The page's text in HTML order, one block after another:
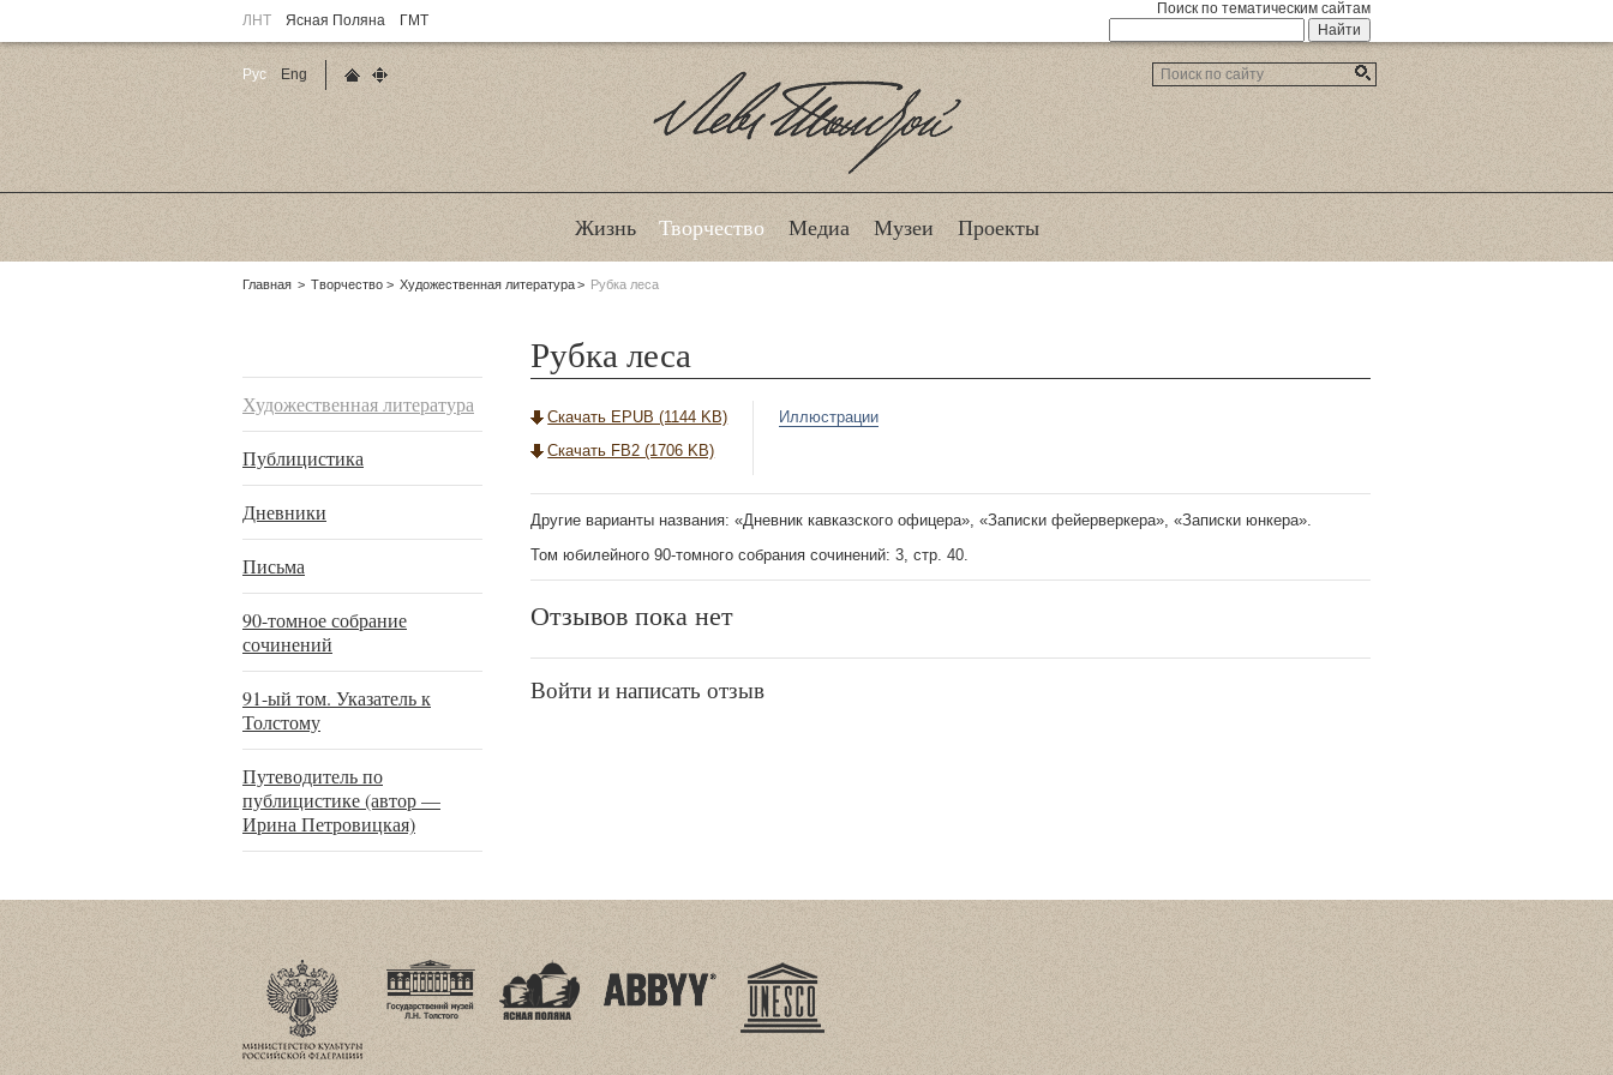
ЛНТ Ясная Поляна ГМТ
Поиск по тематическим сайтам
Лев Толстой
Жизнь Творчество Медиа Музеи Проекты
Родительские
Главная Творчество Художественная литература Рубка леса
Художественная литература
Публицистика
Дневники
Письма
90-томное собрание
сочинений
91-ый том. Указатель к
Толстому
Путеводитель по
публицистике (автор —
Ирина Петровицкая)
Рубка леса
Скачать EPUB (1144 KB)
Скачать FB2 (1706 KB)
Иллюстрации
Другие варианты названия: «Дневник кавказского офицера», «Записки фейерверкера», «Записки юнкера».
Том юбилейного 90-томного собрания сочинений: 3, стр. 40.
Отзывов пока нет
Войти и написать отзыв
Рус
Eng